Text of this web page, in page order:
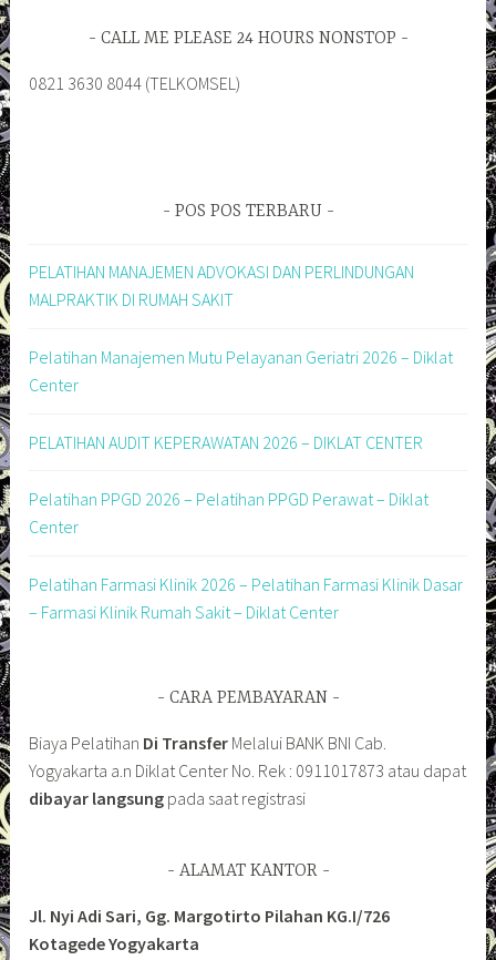
CALL ME PLEASE 24 HOURS NONSTOP
0821 3630 8044 (TELKOMSEL)
POS POS TERBARU
PELATIHAN MANAJEMEN ADVOKASI DAN PERLINDUNGAN
MALPRAKTIK DI RUMAH SAKIT
Pelatihan Manajemen Mutu Pelayanan Geriatri 2026 – Diklat
Center
PELATIHAN AUDIT KEPERAWATAN 2026 – DIKLAT CENTER
Pelatihan PPGD 2026 – Pelatihan PPGD Perawat – Diklat
Center
Pelatihan Farmasi Klinik 2026 – Pelatihan Farmasi Klinik Dasar
– Farmasi Klinik Rumah Sakit – Diklat Center
CARA PEMBAYARAN
Biaya Pelatihan Di Transfer Melalui BANK BNI Cab.
Yogyakarta a.n Diklat Center No. Rek : 0911017873 atau dapat
dibayar langsung pada saat registrasi
ALAMAT KANTOR
Jl. Nyi Adi Sari, Gg. Margotirto Pilahan KG.I/726
Kotagede Yogyakarta